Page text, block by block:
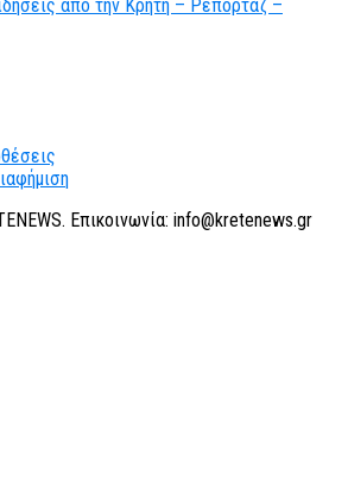
Επικοινωνία: info@kretenews.gr